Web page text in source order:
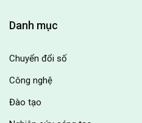
Danh mục
Chuyển đổi số
Công nghệ
Đào tạo